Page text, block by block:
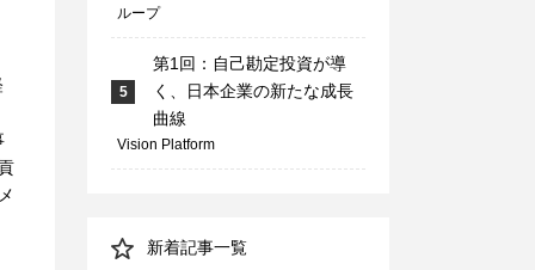
ループ
5
第1回：自己勘定投資が導
く、日本企業の新たな成長
曲線
Vision Platform
新着記事一覧